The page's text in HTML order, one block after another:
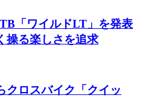
「ワイルドLT」を発表
操る楽しさを追求
クロスバイク「クイッ